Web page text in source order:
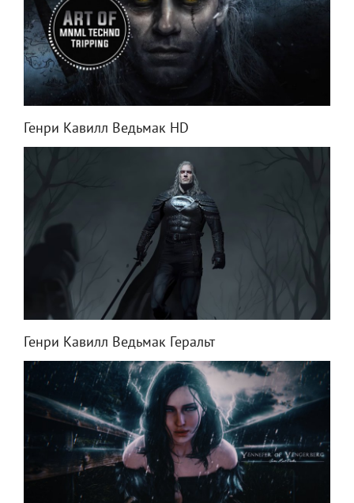
Генри Кавилл Ведьмак HD
Генри Кавилл Ведьмак Геральт